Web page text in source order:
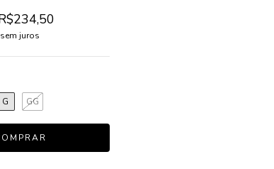
sem juros
GG
G